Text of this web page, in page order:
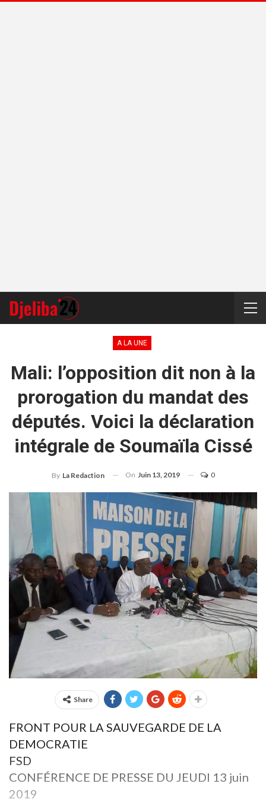
A LA UNE
Mali: l’opposition dit non à la
prorogation du mandat des
députés. Voici la déclaration
intégrale de Soumaïla Cissé
By La Redaction On Juin 13, 2019 0
Share
FRONT POUR LA SAUVEGARDE DE LA
DEMOCRATIE
FSD
CONFÉRENCE DE PRESSE DU JEUDI 13 juin
2019